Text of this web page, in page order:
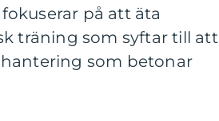
på att äta
träning som syftar till att
som betonar